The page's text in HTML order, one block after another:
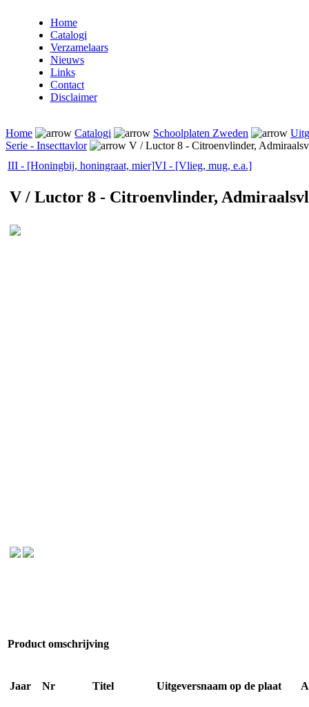
Home
Catalogi
Verzamelaars
Nieuws
Links
Contact
Disclaimer
Home Catalogi Schoolplaten Zweden
Serie - Insecttavlor
V / Luctor 8 - Citroenvlinder,
III - [Honingbij, honingraat, mier]VI - [Vlieg, mug, e.a.]
V / Luctor 8 - Citroenvlinder,
Product omschrijving
Jaar Nr Titel Uitgeversnaam op de plaat